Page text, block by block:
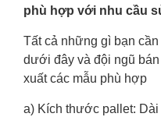
phù hợp với nhu cầu
Tất cả những gì bạn
dưới đây và đội ngũ
xuất các mẫu phù hợp
a) Kích thước pallet: Dài